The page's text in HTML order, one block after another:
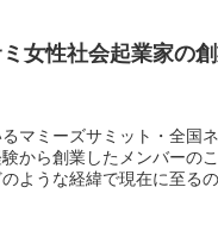
女性社会起業家の
マミーズサミット・全国
から創業したメンバーの
ような経緯で現在に至るの